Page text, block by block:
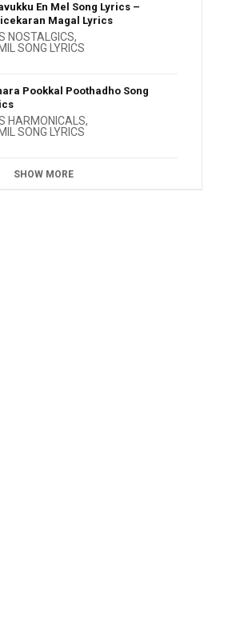
En Mel Song Lyrics –
Magal Lyrics
NOSTALGICS,
SONG LYRICS
Pookkal Poothadho Song
HARMONICALS,
SONG LYRICS
SHOW MORE